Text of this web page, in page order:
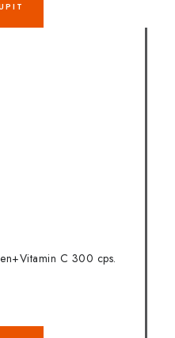
C 300 cps.